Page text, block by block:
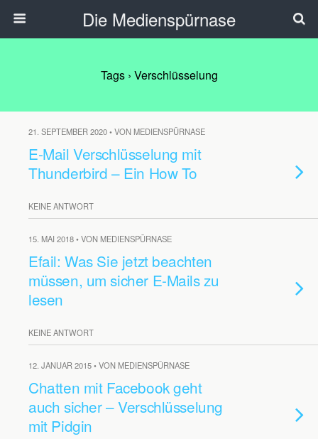
Die Medienspürnase
Tags › Verschlüsselung
21. SEPTEMBER 2020 • VON MEDIENSPÜRNASE
E-Mail Verschlüsselung mit
Thunderbird – Ein How To
KEINE ANTWORT
15. MAI 2018 • VON MEDIENSPÜRNASE
Efail: Was Sie jetzt beachten
müssen, um sicher E-Mails zu
lesen
KEINE ANTWORT
12. JANUAR 2015 • VON MEDIENSPÜRNASE
Chatten mit Facebook geht
auch sicher – Verschlüsselung
mit Pidgin